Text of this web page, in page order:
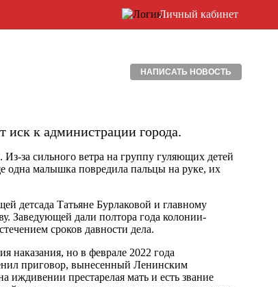
Личный кабинет
НАПИСАТЬ НОВОСТЬ
иск к администрации города.
за сильного ветра на группу гуляющих детей
одна малышка повредила пальцы на руке, их
детсада Татьяне Бурлаковой и главному
Заведующей дали полтора года колонии-
сроков давности дела.
наказания, но в феврале 2022 года
приговор, вынесенный Ленинским
иждивении престарелая мать и есть звание